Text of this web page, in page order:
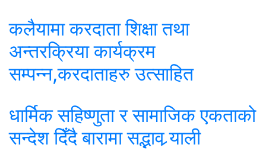
कलैयामा करदाता शिक्षा तथा
अन्तरक्रिया कार्यक्रम
सम्पन्न,करदाताहरु उत्साहित
धार्मिक सहिष्णुता र सामाजिक एकताको
सन्देश दिँदै बारामा सद्भाव र्‍याली